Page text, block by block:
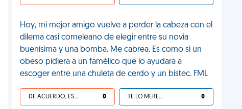
Hoy, mi mejor amigo vuelve a perder la cabeza con el
dilema casi corneleano de elegir entre su novia
buenísima y una bomba. Me cabrea. Es como si un
obeso pidiera a un famélico que lo ayudara a
escoger entre una chuleta de cerdo y un bistec. FML
DE ACUERDO, ES UNA VIDA HP 0 TE LO MERECES 0